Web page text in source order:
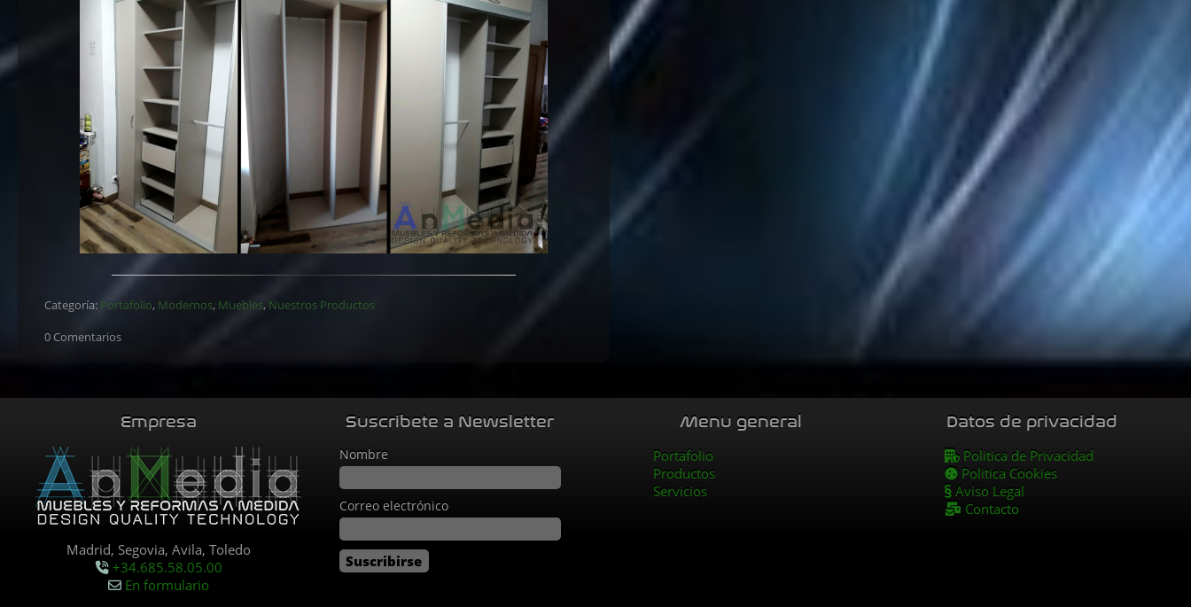
Categoría: Portafolio, Modernos, Muebles, Nuestros Productos
0 Comentarios
Empresa
Madrid, Segovia, Avila, Toledo
+34.685.58.05.00
En formulario
Suscribete a Newsletter
Nombre
Correo electrónico
Menu general
Portafolio
Productos
Servicios
Datos de privacidad
Politica de Privacidad
Politica Cookies
Aviso Legal
Contacto